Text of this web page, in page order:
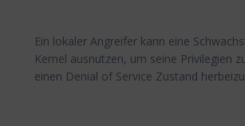
Ein lokaler Angreifer kann eine
Kernel ausnutzen, um seine Privilegien
einen Denial of Service Zustand